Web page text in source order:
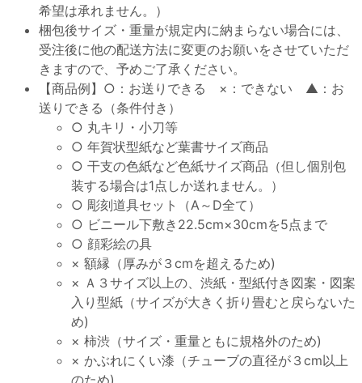
希望は承れません。）
梱包後サイズ・重量が規定内に納まらない場合には、
受注後に他の配送方法に変更のお願いをさせていただ
きますので、予めご了承ください。
【商品例】○：お送りできる ×：できない ▲：お
送りできる（条件付き）
○ 丸キリ・小刀等
○ 年賀状型紙など葉書サイズ商品
○ 干支の色紙など色紙サイズ商品（但し個別包
装する場合は1点しか送れません。）
○ 彫刻道具セット（A～D全て）
○ ビニール下敷き22.5cm×30cmを5点まで
○ 顔彩絵の具
× 額縁（厚みが３cmを超えるため)
× Ａ３サイズ以上の、渋紙・型紙付き図案・図案
入り型紙（サイズが大きく折り畳むと戻らないた
め)
× 柿渋（サイズ・重量ともに規格外のため)
× かぶれにくい漆（チューブの直径が３cm以上
のため)